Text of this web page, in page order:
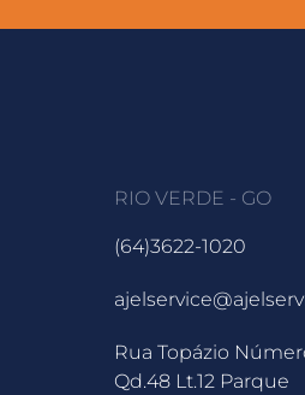
RIO VERDE - GO
(64)3622-1020
Rua Topázio
Qd.48 Lt.12 Parque